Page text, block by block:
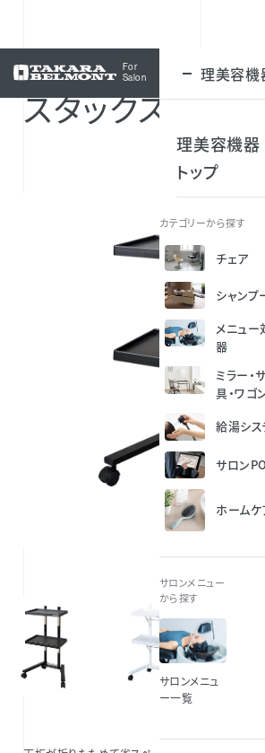
For
Salon
理美容機
理美容機器
トップ
カテゴリーから探す
チェア
シャンプ
メニュー
器
ミラー・
具・ワゴ
給湯シス
サロン
ホーム
サロンメニュー
から探す
サロンメニュ
ー一覧
ログイン
スタックス21
ブラック